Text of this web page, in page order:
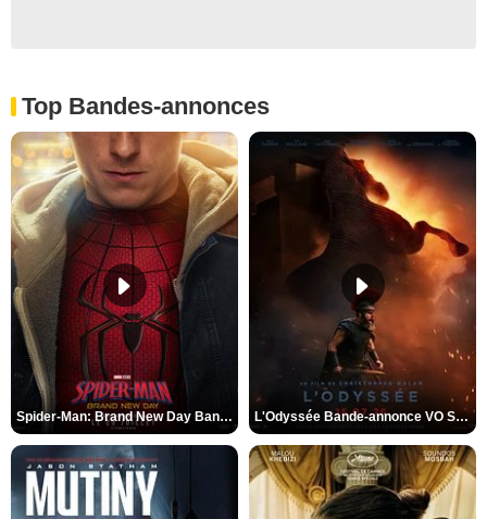
Top Bandes-annonces
Spider-Man: Brand New Day Bande-annonce VO STFR L'Odyssée Bande-annonce VO STFR